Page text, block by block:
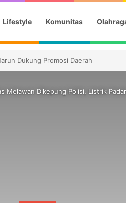
Lifestyle Komunitas
Melawan Dikepung Polisi, Listrik